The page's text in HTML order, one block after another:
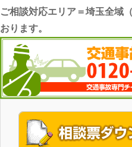
ご相談対応エリア＝埼玉全域
おります。